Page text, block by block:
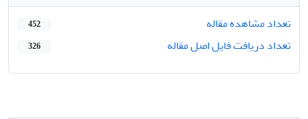
تعداد مشاهده مقاله
452
تعداد دریافت فایل اصل مقاله 326